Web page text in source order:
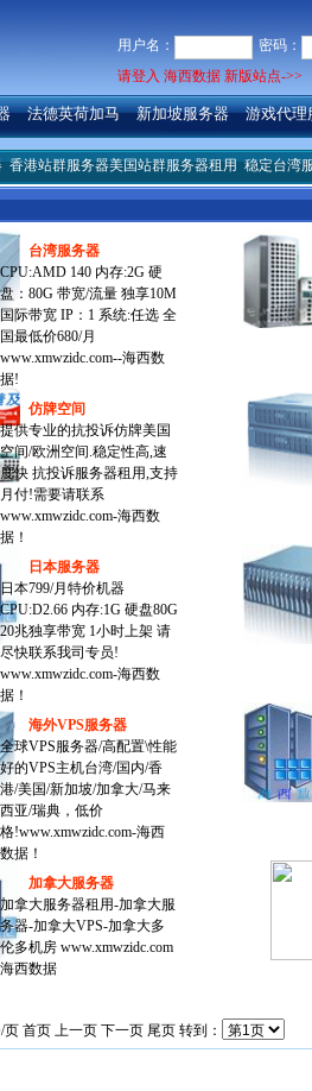
用户名：
密码：
请登入 海西数据 新版站点->>
法德英荷加马 新加坡服务器 游戏代理
站群服务器美国站群服务器租用稳定台湾服务
台湾服务器
CPU:AMD 140 内存:2G 硬
盘：80G 带宽/流量 独享10M
国际带宽 IP：1 系统:任选 全
国最低价680/月
www.xmwzidc.com--海西数
据!
仿牌空间
提供专业的抗投诉仿牌美国
空间/欧洲空间.稳定性高,速
度快 抗投诉服务器租用,支持
月付!需要请联系
www.xmwzidc.com-海西数
据！
日本服务器
日本799/月特价机器
CPU:D2.66 内存:1G 硬盘80G
20兆独享带宽 1小时上架 请
尽快联系我司专员!
www.xmwzidc.com-海西数
据！
海外VPS服务器
全球VPS服务器/高配置\性能
好的VPS主机台湾/国内/香
港/美国/新加坡/加拿大/马来
西亚/瑞典，低价
格!www.xmwzidc.com-海西
数据！
加拿大服务器
加拿大服务器租用-加拿大服
务器-加拿大VPS-加拿大多
伦多机房 www.xmwzidc.com
海西数据
页 首页 上一页 下一页 尾页转到：